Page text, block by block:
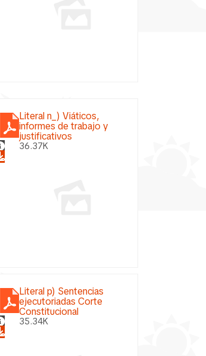
Literal n_) Viáticos,
informes de trabajo y
justificativos
36.37K
Literal p) Sentencias
ejecutoriadas Corte
Constitucional
35.34K